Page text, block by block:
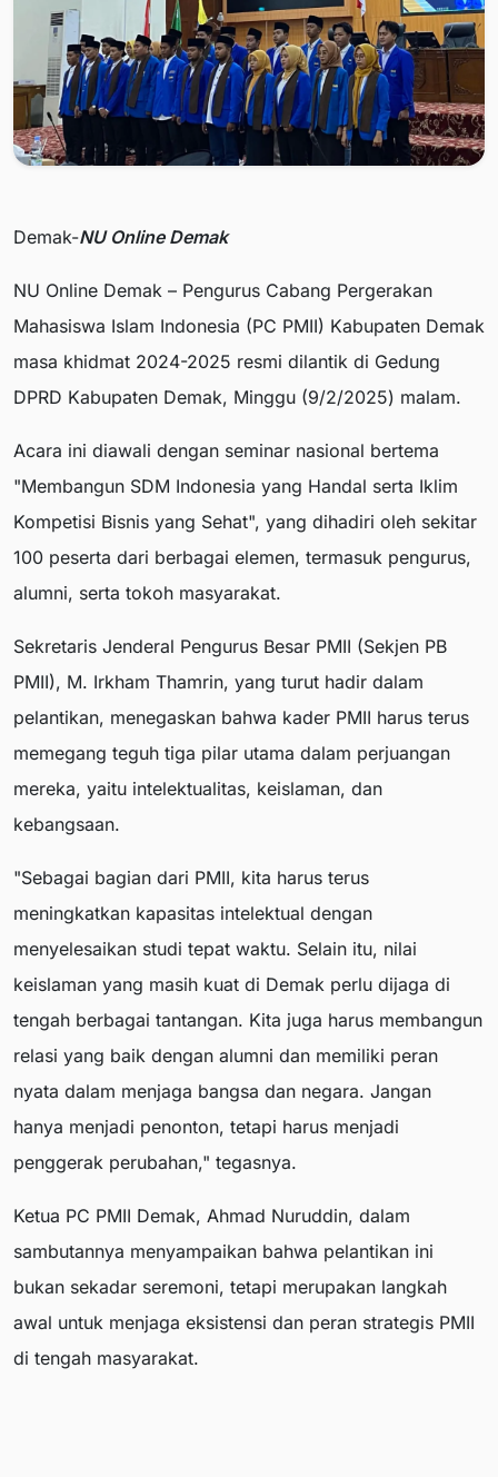
Demak-NU Online Demak
NU Online Demak – Pengurus Cabang Pergerakan
Mahasiswa Islam Indonesia (PC PMII) Kabupaten Demak
masa khidmat 2024-2025 resmi dilantik di Gedung
DPRD Kabupaten Demak, Minggu (9/2/2025) malam.
Acara ini diawali dengan seminar nasional bertema
"Membangun SDM Indonesia yang Handal serta Iklim
Kompetisi Bisnis yang Sehat", yang dihadiri oleh sekitar
100 peserta dari berbagai elemen, termasuk pengurus,
alumni, serta tokoh masyarakat.
Sekretaris Jenderal Pengurus Besar PMII (Sekjen PB
PMII), M. Irkham Thamrin, yang turut hadir dalam
pelantikan, menegaskan bahwa kader PMII harus terus
memegang teguh tiga pilar utama dalam perjuangan
mereka, yaitu intelektualitas, keislaman, dan
kebangsaan.
"Sebagai bagian dari PMII, kita harus terus
meningkatkan kapasitas intelektual dengan
menyelesaikan studi tepat waktu. Selain itu, nilai
keislaman yang masih kuat di Demak perlu dijaga di
tengah berbagai tantangan. Kita juga harus membangun
relasi yang baik dengan alumni dan memiliki peran
nyata dalam menjaga bangsa dan negara. Jangan
hanya menjadi penonton, tetapi harus menjadi
penggerak perubahan," tegasnya.
Ketua PC PMII Demak, Ahmad Nuruddin, dalam
sambutannya menyampaikan bahwa pelantikan ini
bukan sekadar seremoni, tetapi merupakan langkah
awal untuk menjaga eksistensi dan peran strategis PMII
di tengah masyarakat.